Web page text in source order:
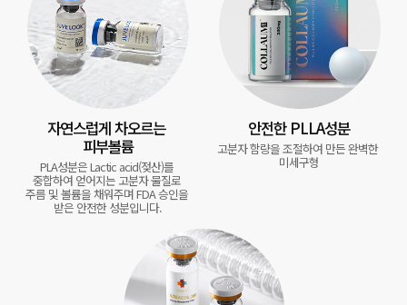
자연스럽게 차오르는
피부볼륨
PLA성분은 Lactic acid(젖산)를
중합하여 얻어지는 고분자 물질로
주름 및 볼륨을 채워주며 FDA 승인을
받은 안전한 성분입니다.
안전한 PLLA성분
고분자 함량을 조절하여 만든 완벽한
미세구형